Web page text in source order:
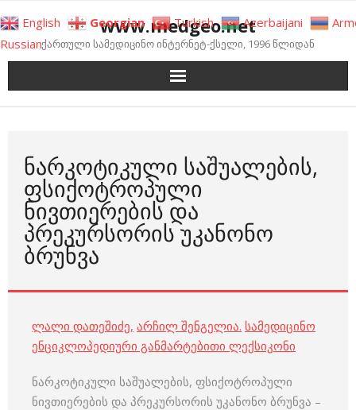
to
content
www.medgeo.net
ქართული სამედიცინო ინტერნეტ-ქსელი, 1996 წლიდან
ᲜᲐᲠᲙᲝᲢᲘᲙᲣᲚᲘ ᲡᲐᲨᲣᲐᲚᲔᲑᲘᲡ,
ᲤᲡᲘᲥᲝᲢᲠᲝᲞᲣᲚᲘ
ᲜᲘᲕᲗᲘᲔᲠᲔᲑᲘᲡ ᲓᲐ
ᲞᲠᲔᲙᲣᲠᲡᲝᲠᲘᲡ ᲣᲙᲐᲜᲝᲜᲝ
ᲑᲠᲣᲜᲕᲐ
ლალი დათეშიძე, არჩილ შენგელია. სამედიცინო
ენციკლოპედიური განმარტებითი ლექსიკონი
ნარკოტიკული საშუალების, ფსიქოტროპული
ნივთიერების და პრეკურსორის უკანონო ბრუნვა –
English Georgian Turkish Azerbaijani
Russian